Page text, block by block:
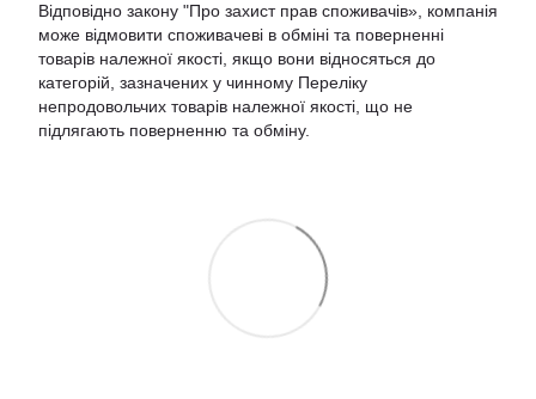
Відповідно закону "Про захист прав споживачів» , компанія
може відмовити споживачеві в обміні та поверненні
товарів належної якості, якщо вони відносяться до
категорій, зазначених у чинному Переліку
непродовольчих товарів належної якості, що не
підлягають поверненню та обміну.